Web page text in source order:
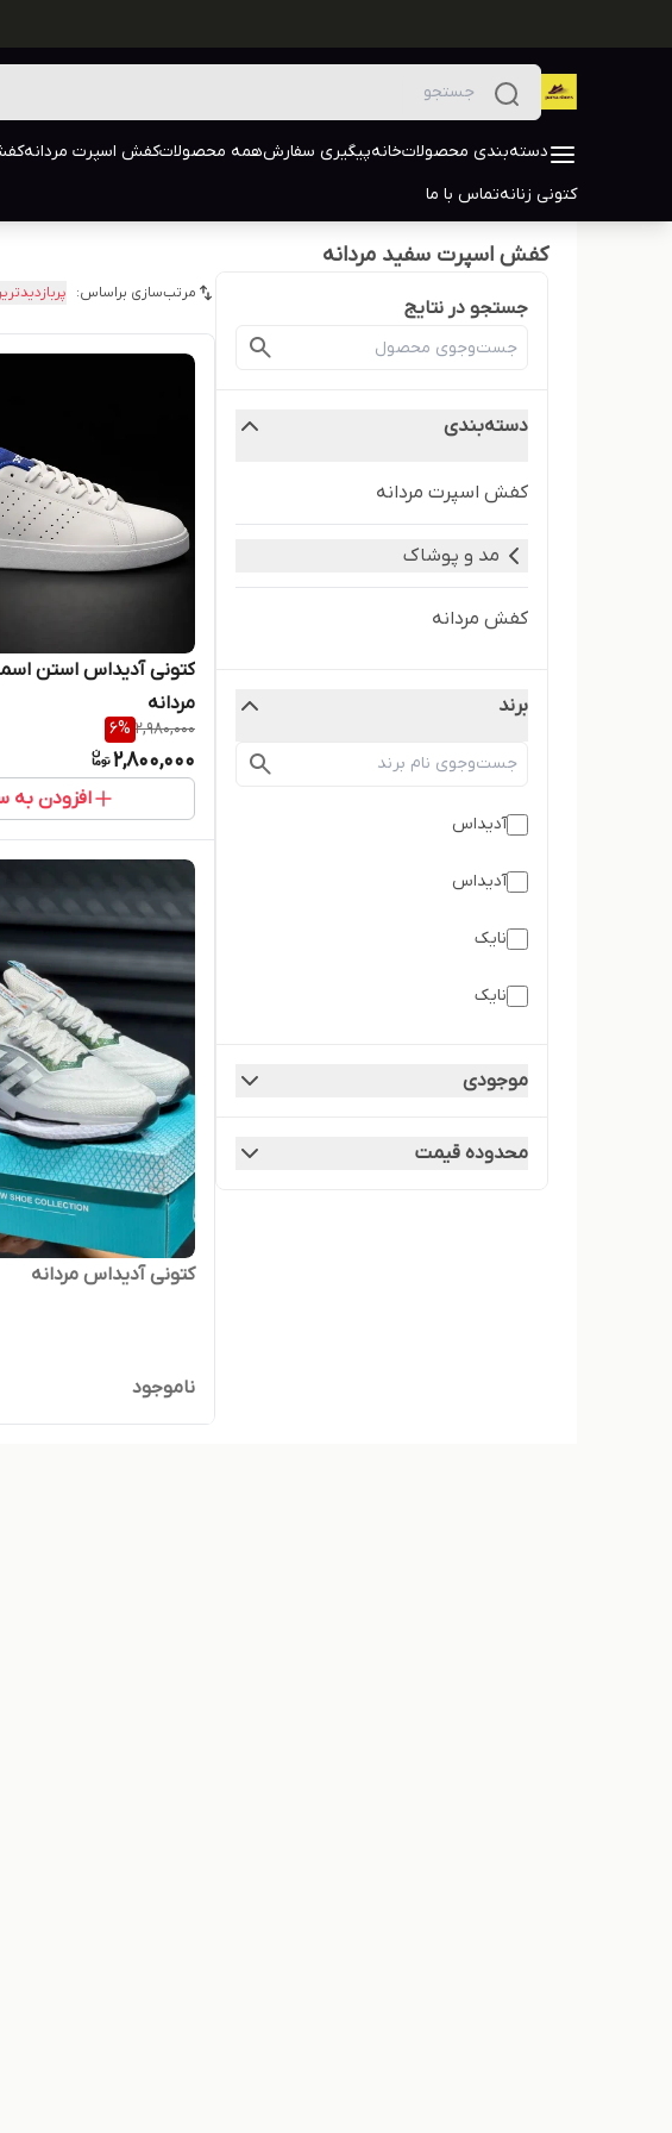
دسته‌بندی محصولاتخانهپیگیری سفارشهمه محصولاتکفش اسپرت مردانه
کتونی زنانهتماس با ما
کفش اسپرت سفید مردانه
جستجو در نتایج
دسته‌بندی
کفش اسپرت مردانه
مد و پوشاک
کفش مردانه
برند
آدیداس
آدیداس
نایک
نایک
موجودی
محدوده قیمت
مرتب‌سازی براساس:
کتونی آدیداس استن
مردانه
2,980,000
6%
2,800,000
افزودن به
کتونی آدیداس مردانه
ناموجود